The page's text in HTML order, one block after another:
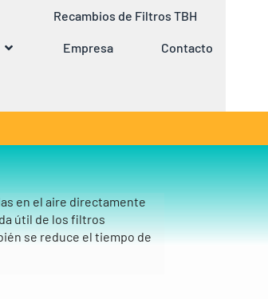
Recambios de Filtros TBH
Empresa Contacto
en el aire directamente
útil de los filtros
se reduce el tiempo de